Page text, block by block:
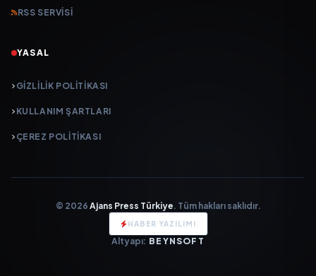
RSS SERVISI
YASAL
GIZLILIK POLITIKASI
KULLANIM ŞARTLARI
ÇEREZ POLITIKASI
© 2026 Ajans Press Türkiye. Tüm hakları saklıdır.
HABER YAZILIMI
Altyapı: BEYNSOFT